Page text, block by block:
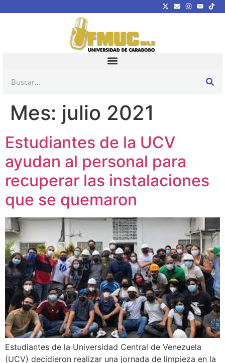
Mes: julio 2021
Estudiantes de la UCV
ayudan al personal para
recuperar las instalaciones
que se quemaron
Estudiantes de la Universidad Central de Venezuela
(UCV) decidieron realizar una jornada de limpieza en la